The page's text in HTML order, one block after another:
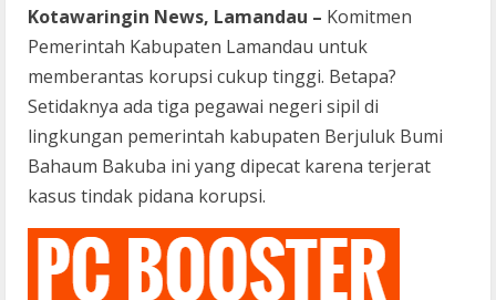
Kotawaringin News, Lamandau – Komitmen
Pemerintah Kabupaten Lamandau untuk
memberantas korupsi cukup tinggi. Betapa?
Setidaknya ada tiga pegawai negeri sipil di
lingkungan pemerintah kabupaten Berjuluk Bumi
Bahaum Bakuba ini yang dipecat karena terjerat
kasus tindak pidana korupsi.